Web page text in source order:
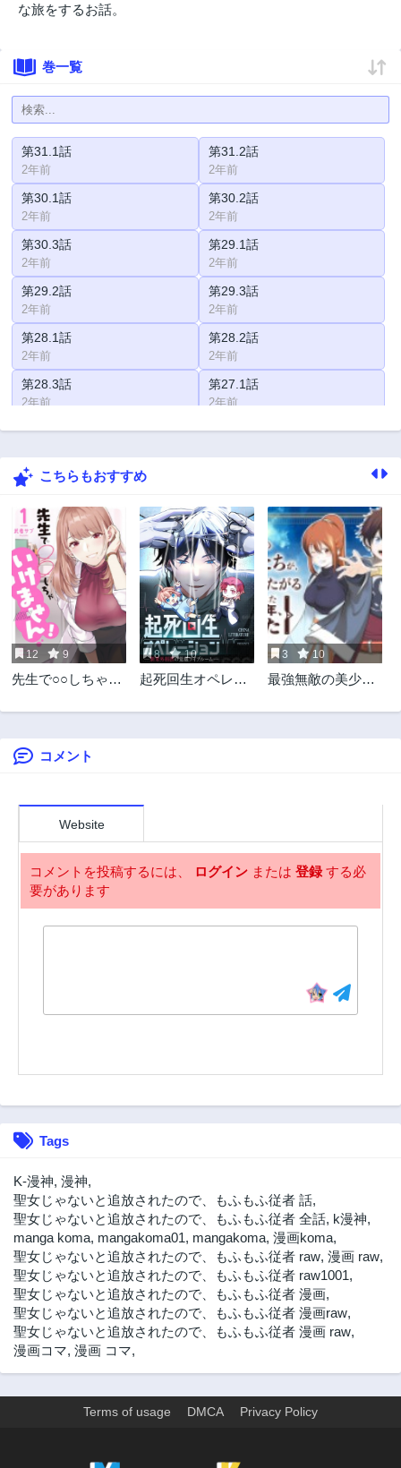
な旅をするお話。
巻一覧
第31.1話
2年前
第31.2話
2年前
第30.1話
2年前
第30.2話
2年前
第30.3話
2年前
第29.1話
2年前
第29.2話
2年前
第29.3話
2年前
第28.1話
2年前
第28.2話
2年前
第28.3話
2年前
第27.1話
2年前
第27.2話 第27.3話
第26.1話
第26.3話
2年前
第25話
2年前
第24話
2年前
第23.1話
2年前
第23.2話
2年前
第23.3話
2年前
第22.1話
2年前
第22.2話
2年前
第22.3話 第21.1話
第21.2話
第20.1話
第20.3話
2年前
第19.1話
2年前
第19.2話
第16.3話
2年前
第15.2話
2年前 2年前
第14.1話
2年前
第14.2話
2年前
第14.3話
2年前
第13.1話
2年前
第13.2話
2年前
第13.3話
2年前
第12.1話
第11.1話
こちらもおすすめ
12 9
先生で○○しちゃい
8 10
起死回生オペレー
医の覚醒ライブル
3 10
最強無敵の美少女
の師匠になりたが
コメント
Website
コメントを投稿するには、 ログイン または 登録する必
要があります
Tags
K-漫神, 漫神,
聖女じゃないと追放されたので、もふもふ従者 話,
聖女じゃないと追放されたので、もふもふ従者 全話, k漫神,
manga koma, mangakoma01, mangakoma, 漫画koma,
聖女じゃないと追放されたので、もふもふ従者 raw, 漫画 raw,
聖女じゃないと追放されたので、もふもふ従者 raw1001,
聖女じゃないと追放されたので、もふもふ従者 漫画,
聖女じゃないと追放されたので、もふもふ従者 漫画raw,
聖女じゃないと追放されたので、もふもふ従者 漫画 raw,
漫画コマ, 漫画 コマ,
Terms of usage DMCA Privacy Policy